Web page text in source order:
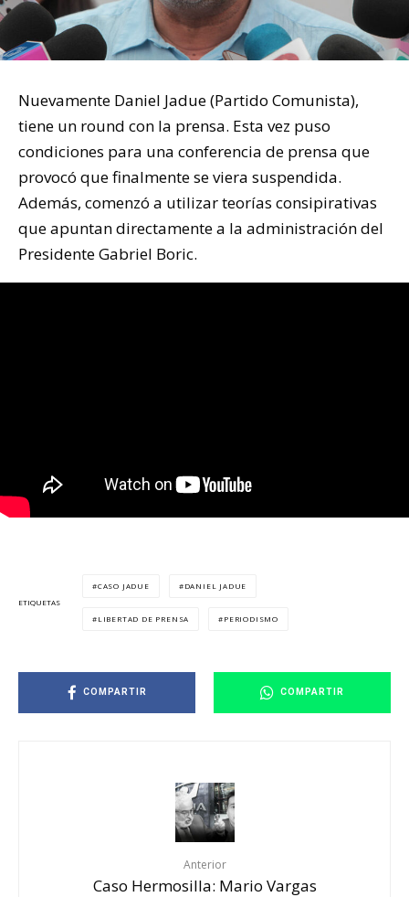
Nuevamente Daniel Jadue (Partido Comunista),
tiene un round con la prensa. Esta vez puso
condiciones para una conferencia de prensa que
provocó que finalmente se viera suspendida.
Además, comenzó a utilizar teorías consipirativas
que apuntan directamente a la administración del
Presidente Gabriel Boric.
ETIQUETAS
CASO JADUE DANIEL JADUE
LIBERTAD DE PRENSA PERIODISMO
COMPARTIR COMPARTIR
Anterior
Caso Hermosilla: Mario Vargas